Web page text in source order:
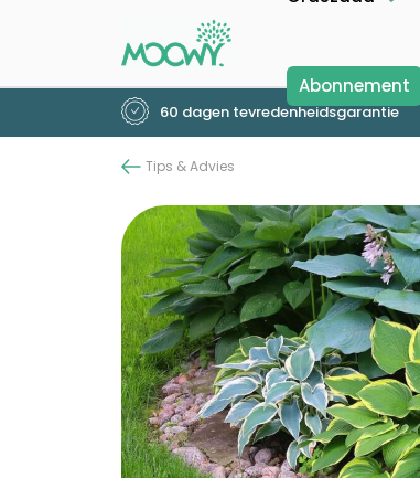
Abonnement
60 dagen tevredenheidsgarantie
Tips & Advies